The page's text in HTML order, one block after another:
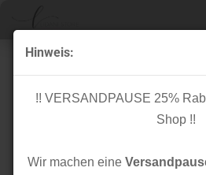
Hinweis:
!! VERSANDPAUSE 25%
Shop !!
Wir machen eine
Schrägband - Musselin - 20mm -